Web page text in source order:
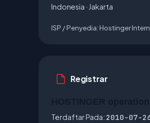
Indonesia · Jakarta
ISP / Penyedia: Hostinger
Registrar
Terdaftar Pada: 2010-07-